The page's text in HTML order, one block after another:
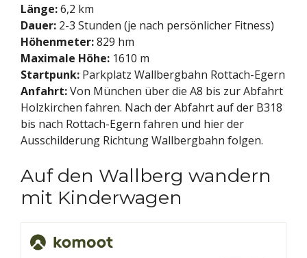
Länge:6,2 km
Dauer: 2-3 Stunden (je nach persönlicher Fitness)
Höhenmeter:829 hm
Maximale Höhe: 1610 m
Startpunk: Parkplatz Wallbergbahn Rottach-Egern
Anfahrt:Von München über die A8 bis zur Abfahrt
Holzkirchen fahren. Nach der Abfahrt auf der B318
bis nach Rottach-Egern fahren und hier der
Ausschilderung Richtung Wallbergbahn folgen.
Auf den Wallberg wandern
mit Kinderwagen